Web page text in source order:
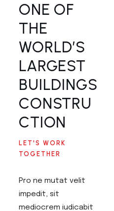
ONE OF
THE
WORLD’S
LARGEST
BUILDINGS
CONSTRU
CTION
LET'S WORK
TOGETHER
Pro ne mutat velit
impedit, sit
mediocrem iudicabit